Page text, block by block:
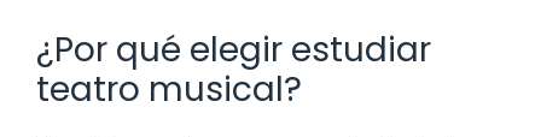
¿Por qué elegir estudiar
teatro musical?